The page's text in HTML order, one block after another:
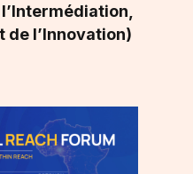
de l’Innovation)